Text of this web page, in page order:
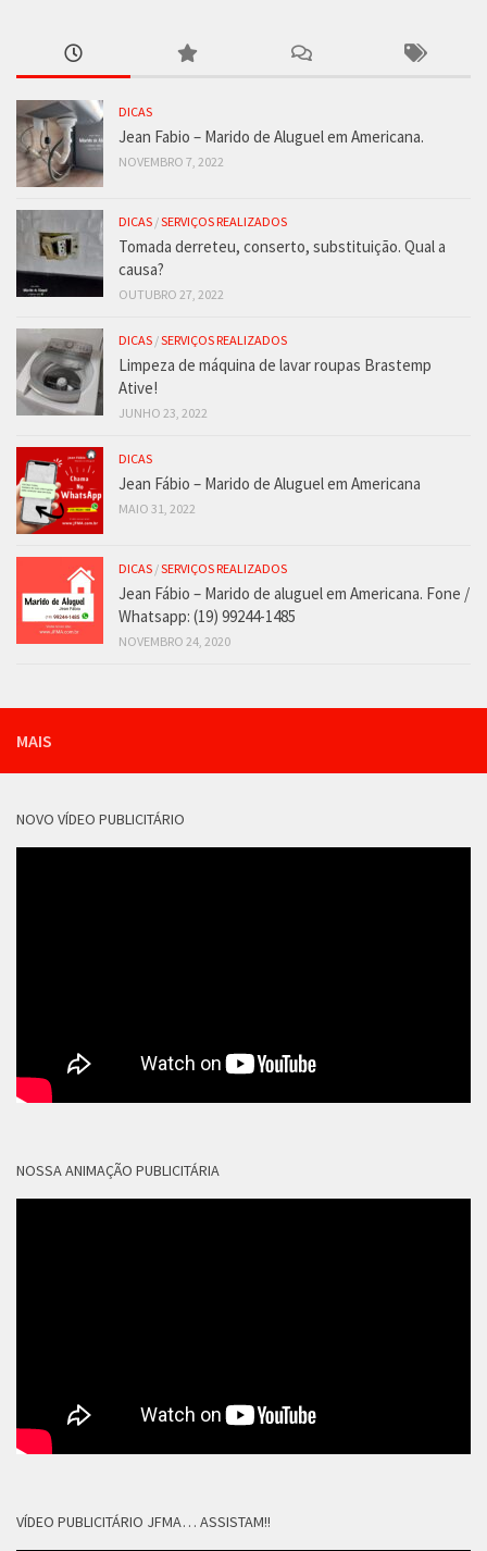
DICAS
Jean Fabio – Marido de Aluguel em Americana.
NOVEMBRO 7, 2022
DICAS /SERVIÇOS REALIZADOS
Tomada derreteu, conserto, substituição. Qual a
causa?
OUTUBRO 27, 2022
DICAS /SERVIÇOS REALIZADOS
Limpeza de máquina de lavar roupas Brastemp
Ative!
JUNHO 23, 2022
DICAS
Jean Fábio – Marido de Aluguel em Americana
MAIO 31, 2022
DICAS /SERVIÇOS REALIZADOS
Jean Fábio – Marido de aluguel em Americana. Fone /
Whatsapp: (19) 99244-1485
NOVEMBRO 24, 2020
MAIS
NOVO VÍDEO PUBLICITÁRIO
NOSSA ANIMAÇÃO PUBLICITÁRIA
VÍDEO PUBLICITÁRIO JFMA… ASSISTAM!!